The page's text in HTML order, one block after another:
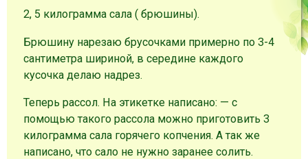
2, 5 килограмма сала ( брюшины).
Брюшину нарезаю брусочками примерно по 3-4
сантиметра шириной, в середине каждого
кусочка делаю надрез.
Теперь рассол. На этикетке написано: — с
помощью такого рассола можно приготовить 3
килограмма сала горячего копчения. А так же
написано, что сало не нужно заранее солить.